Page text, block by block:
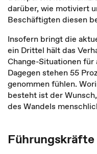
darüber, wie motiviert
Beschäftigten diesen
Insofern bringt die
ein Drittel hält das
Change-Situationen
Dagegen stehen 55
genommen fühlen.
besteht ist der
des Wandels